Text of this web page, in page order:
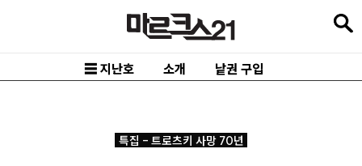
로
☰ 지난호 소개 낱권 구입
특집 - 트로츠키 사망 70년